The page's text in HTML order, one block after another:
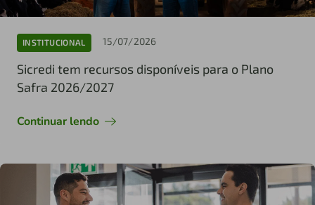
INSTITUCIONAL 15/07/2026
Sicredi tem recursos disponíveis para o Plano
Safra 2026/2027
Continuar lendo